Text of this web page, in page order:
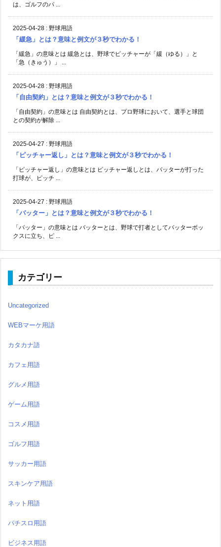
は、ゴルフのパ ...
2025-04-28 : 野球用語
「緩急」とは？意味と例文が３秒でわかる！
「緩急」の意味とは 緩急とは、野球でピッチャーが「緩（ゆる）」と
「急（きゅう）」 ...
2025-04-28 : 野球用語
「自由契約」とは？意味と例文が３秒でわかる！
「自由契約」の意味とは 自由契約とは、プロ野球において、選手と球団
との契約が解除 ...
2025-04-27 : 野球用語
「ピッチャー返し」とは？意味と例文が３秒でわかる！
「ピッチャー返し」の意味とは ピッチャー返しとは、バッターが打った
打球が、ピッチ ...
2025-04-27 : 野球用語
「バッター」とは？意味と例文が３秒でわかる！
「バッター」の意味とは バッターとは、野球で打者としてバッターボッ
クスに立ち、ピ ...
カテゴリー
Uncategorized
WEBマーケ用語
カタカナ語
カフェ用語
グルメ用語
ゲーム用語
コスメ用語
ゴルフ用語
サッカー用語
スキンケア用語
ネット用語
パチスロ用語
ビジネス用語